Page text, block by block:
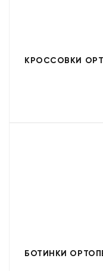
КРОССОВКИ
БОТИНКИ